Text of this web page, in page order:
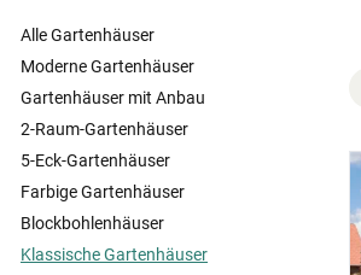
Alle Gartenhäuser
Moderne Gartenhäuser
Gartenhäuser mit Anbau
2-Raum-Gartenhäuser
5-Eck-Gartenhäuser
Farbige Gartenhäuser
Blockbohlenhäuser
Klassische Gartenhäuser